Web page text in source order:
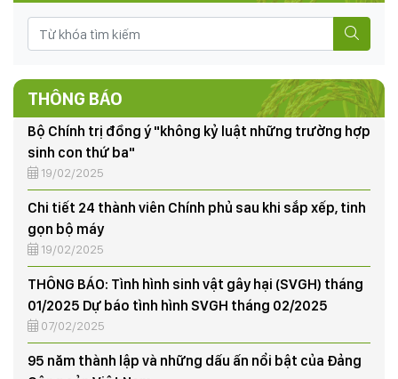
THÔNG BÁO
50 năm ngày giải phóng miền Nam, thống nhất đất
nước (30/4/1975-30/4/2025)
Bộ Chính trị đồng ý "không kỷ luật những trường hợp
sinh con thứ ba"
19/02/2025
Chi tiết 24 thành viên Chính phủ sau khi sắp xếp, tinh
gọn bộ máy
19/02/2025
THÔNG BÁO: Tình hình sinh vật gây hại (SVGH) tháng
01/2025 Dự báo tình hình SVGH tháng 02/2025
07/02/2025
95 năm thành lập và những dấu ấn nổi bật của Đảng
Cộng sản Việt Nam
03/02/2025